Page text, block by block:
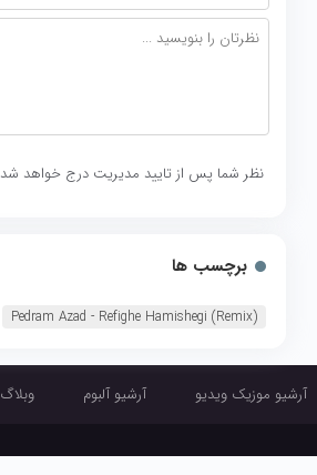
نظر شما پس از تایید مدیریت درج خواهد شد
برچسب ها
Pedram Azad - Refighe Hamishegi (Remix)
آرشیو موزیک ویدیو آرشیو آلبوم وبلاگ